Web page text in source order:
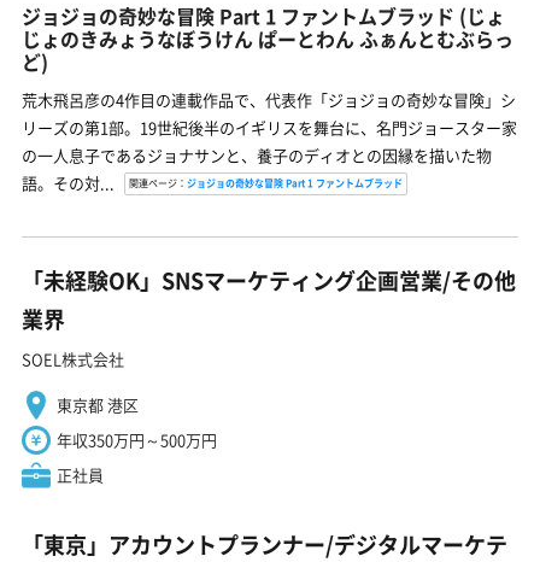
ジョジョの奇妙な冒険 Part 1 ファントムブラッド (じょ
じょのきみょうなぼうけん ぱーとわん ふぁんとむぶらっ
ど)
荒木飛呂彦の4作目の連載作品で、代表作「ジョジョの奇妙な冒険」シ
リーズの第1部。19世紀後半のイギリスを舞台に、名門ジョースター家
の一人息子であるジョナサンと、養子のディオとの因縁を描いた物
語。その対...
関連ページ： ジョジョの奇妙な冒険 Part 1 ファントムブラッド
「未経験OK」SNSマーケティング企画営業/その他
業界
SOEL株式会社
東京都 港区
年収350万円～500万円
正社員
「東京」アカウントプランナー/デジタルマーケテ